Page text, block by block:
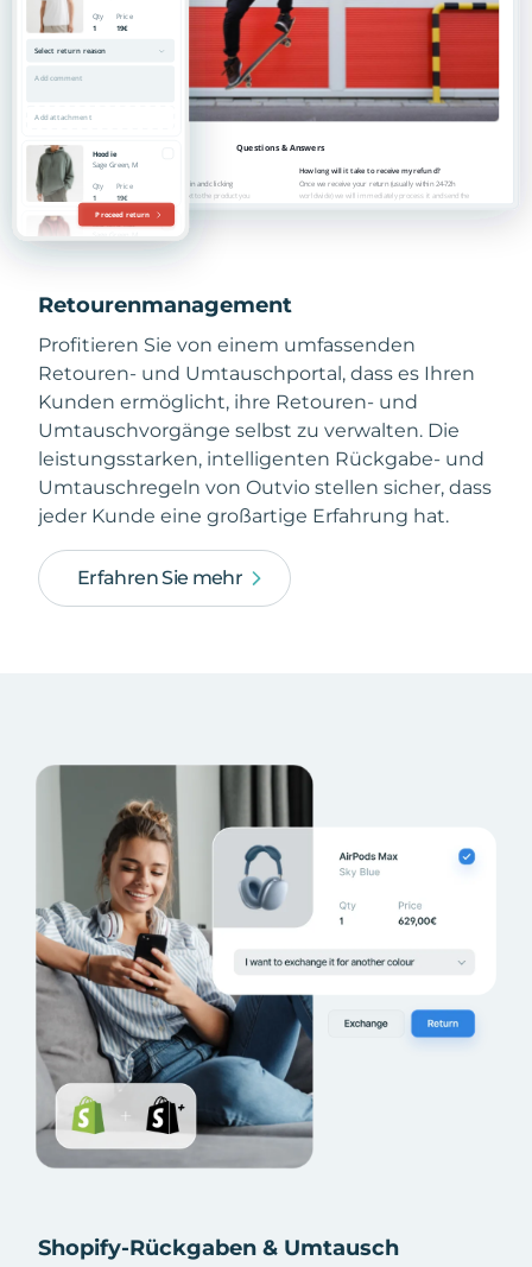
Retourenmanagement
Profitieren Sie von einem umfassenden
Retouren- und Umtauschportal, dass es Ihren
Kunden ermöglicht, ihre Retouren- und
Umtauschvorgänge selbst zu verwalten. Die
leistungsstarken, intelligenten Rückgabe- und
Umtauschregeln von Outvio stellen sicher, dass
jeder Kunde eine großartige Erfahrung hat.
Erfahren Sie mehr
Shopify-Rückgaben & Umtausch